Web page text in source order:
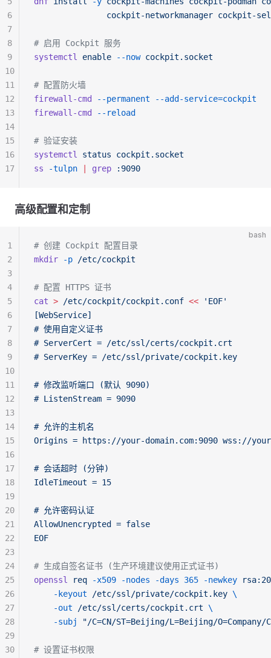
               cockpit-networkmanager
cockpit-
# 启用 Cockpit 服务
systemctl
enable --now cockpit.socket
# 配置防火墙
firewall-cmd
--permanent --add-service=cockpit
firewall-cmd
--reload
# 验证安装
systemctl
status cockpit.socket
ss -tulpn grep :9090
6
7
8
9
10
11
12
13
14
15
16
17
高级配置和定制
bash
# 创建 Cockpit 配置目录
mkdir -p /etc/cockpit
# 配置 HTTPS 证书
cat > /etc/cockpit/cockpit.conf << 'EOF'
[WebService]
# 使用自定义证书
# ServerCert = /etc/ssl/certs/cockpit.crt
# ServerKey = /etc/ssl/private/cockpit.key
# 修改监听端口 (默认 9090)
# ListenStream = 9090
# 允许的主机名
Origins = https://your-domain.com:9090 wss://your-
# 会话超时 (分钟)
IdleTimeout = 15
# 允许密码认证
AllowUnencrypted = false
EOF
# 生成自签名证书 (生产环境建议使用正式证书)
openssl
req -x509 -nodes -days 365 -newkey
    -keyout
/etc/ssl/private/cockpit.key \
    -out
/etc/ssl/certs/cockpit.crt \
    -subj
"/C=CN/ST=Beijing/L=Beijing/O=Company/
# 设置证书权限
1
2
3
4
5
6
7
8
9
10
11
12
13
14
15
16
17
18
19
20
21
22
23
24
25
26
27
28
29
30